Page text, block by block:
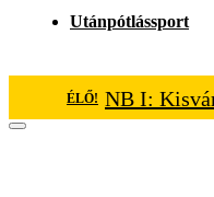
Utánpótlássport
ÉLŐ! NB I: